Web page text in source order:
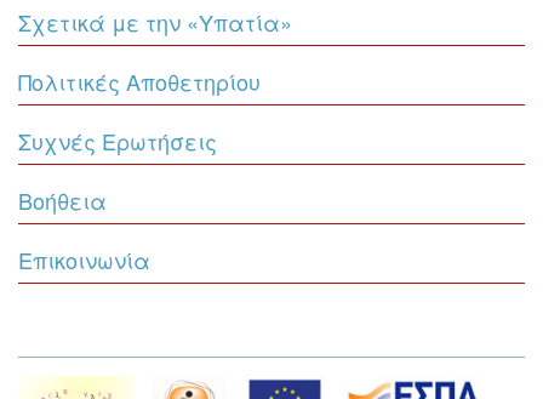
Σχετικά με την «Υπατία»
Πολιτικές Αποθετηρίου
Συχνές Ερωτήσεις
Βοήθεια
Επικοινωνία